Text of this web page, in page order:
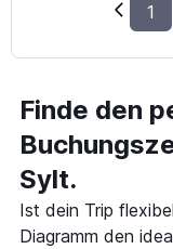
1
Finde den
Sylt.
Ist dein Trip
Diagramm den